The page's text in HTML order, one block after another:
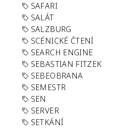
SAFARI
SALÁT
SALZBURG
SCÉNICKÉ ČTENÍ
SEARCH ENGINE
SEBASTIAN FITZEK
SEBEOBRANA
SEMESTR
SEN
SERVER
SETKÁNÍ